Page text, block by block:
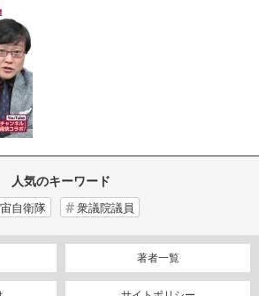
人気のキーワード
自衛隊 衆議院議員
著者一覧